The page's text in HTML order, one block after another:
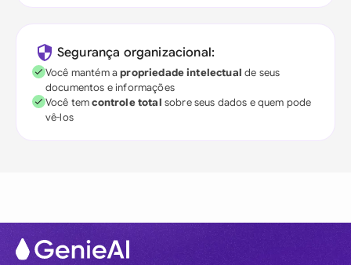
Segurança organizacional:
Você mantém apropriedade intelectual de seus
documentos e informações
Você temcontrole total sobre seus dados e quem pode
vê-los